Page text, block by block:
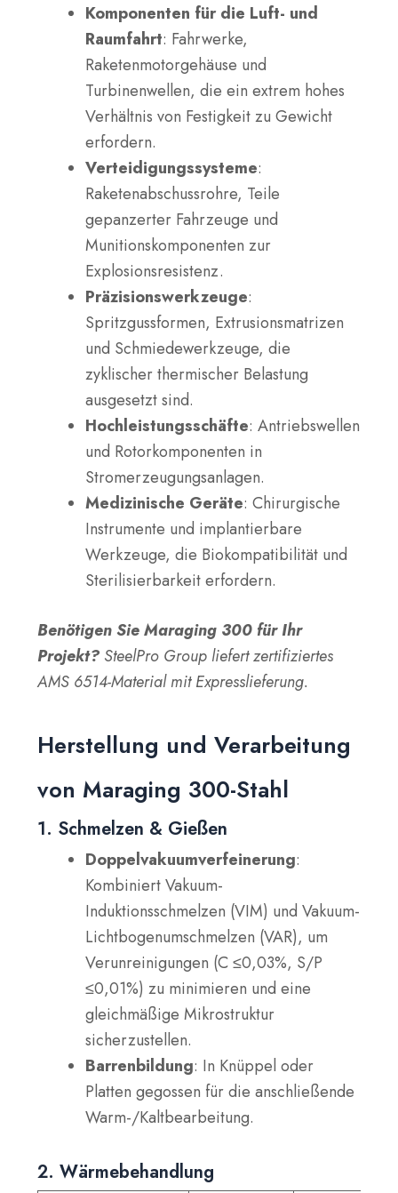
Komponenten für die Luft- und
Raumfahrt: Fahrwerke,
Raketenmotorgehäuse und
Turbinenwellen, die ein extrem hohes
Verhältnis von Festigkeit zu Gewicht
erfordern.
Verteidigungssysteme:
Raketenabschussrohre, Teile
gepanzerter Fahrzeuge und
Munitionskomponenten zur
Explosionsresistenz.
Präzisionswerkzeuge:
Spritzgussformen, Extrusionsmatrizen
und Schmiedewerkzeuge, die
zyklischer thermischer Belastung
ausgesetzt sind.
Hochleistungsschäfte: Antriebswellen
und Rotorkomponenten in
Stromerzeugungsanlagen.
Medizinische Geräte: Chirurgische
Instrumente und implantierbare
Werkzeuge, die Biokompatibilität und
Sterilisierbarkeit erfordern.
Benötigen Sie Maraging 300 für Ihr
Projekt? SteelPro Group liefert zertifiziertes
AMS 6514-Material mit Expresslieferung.
Herstellung und Verarbeitung
von Maraging 300-Stahl
1. Schmelzen & Gießen
Doppelvakuumverfeinerung:
Kombiniert Vakuum-
Induktionsschmelzen (VIM) und Vakuum-
Lichtbogenumschmelzen (VAR), um
Verunreinigungen (C ≤0,03%, S/P
≤0,01%) zu minimieren und eine
gleichmäßige Mikrostruktur
sicherzustellen.
Barrenbildung: In Knüppel oder
Platten gegossen für die anschließende
Warm-/Kaltbearbeitung.
2. Wärmebehandlung